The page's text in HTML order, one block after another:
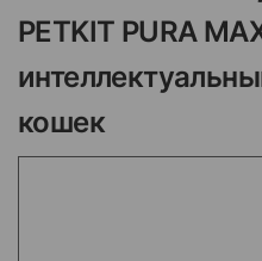
PETKIT PURA
кошек